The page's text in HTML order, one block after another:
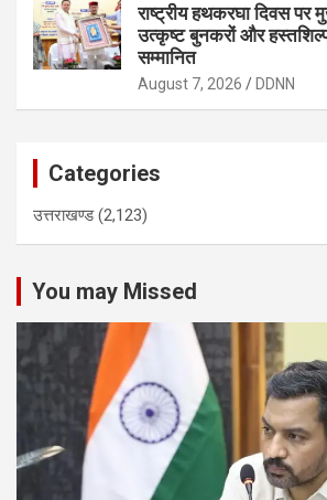
राष्ट्रीय हथकरघा दिवस पर
उत्कृष्ट बुनकरों और हस्तशिल्प
सम्मानित
August 7, 2026 DDNN
Categories
उत्तराखण्ड(2,123)
You may Missed